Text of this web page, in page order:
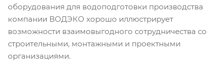
оборудования для водоподготовки производства
компании ВОДЭКО хорошо иллюстрирует
возможности взаимовыгодного сотрудничества со
строительными, монтажными и проектными
организациями.